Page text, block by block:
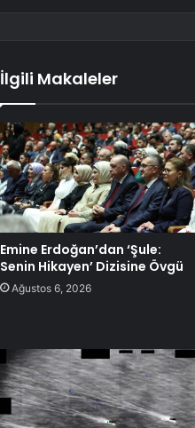
İlgili Makaleler
Emine Erdoğan’dan ‘Şule:
Senin Hikayen’ Dizisine Övgü
Ağustos 6, 2026